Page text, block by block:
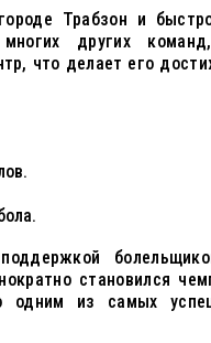
Трабзон и
других команд,
что делает его
становился
одним из самых